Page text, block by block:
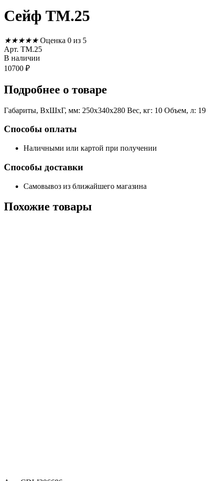
Сейф TM.25
★★★★★ Оценка 0 из 5
Арт. TM.25
В наличии
10700 ₽
Подробнее о товаре
Габариты, ВxШxГ, мм: 250x340x280 Вес, кг: 10 Объем, л: 19
Способы оплаты
Наличными или картой при получении
Способы доставки
Самовывоз из ближайшего магазина
Похожие товары